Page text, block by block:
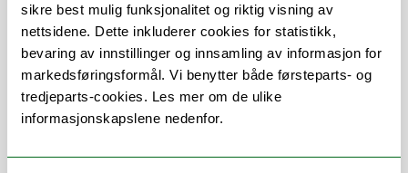
sikre best mulig funksjonalitet og riktig visning av
nettsidene. Dette inkluderer cookies for statistikk,
bevaring av innstillinger og innsamling av informasjon for
markedsføringsformål. Vi benytter både førsteparts- og
tredjeparts-cookies. Les mer om de ulike
informasjonskapslene nedenfor.
Om
Forskning og undervisning
Publikasjoner